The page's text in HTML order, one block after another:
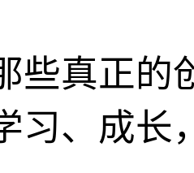
些真正的
习、成长